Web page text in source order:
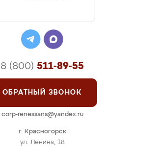
г. Красногорск
ул. Ленина, 18
8 (800) 511-89-55
ОБРАТНЫЙ ЗВОНОК
corp-renessans@yandex.ru